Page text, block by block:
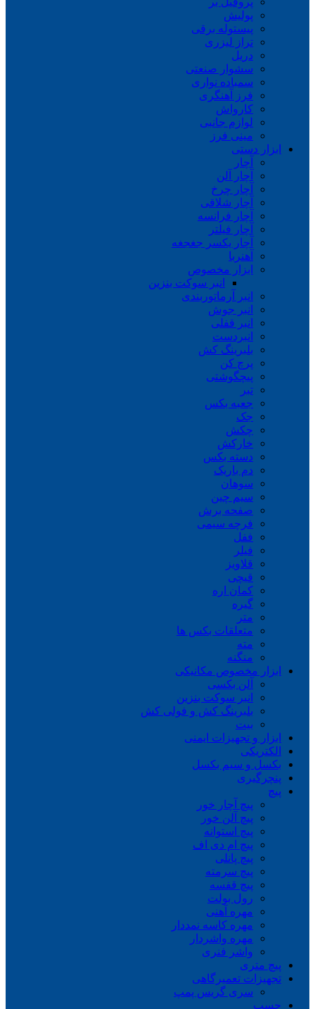
پولیش
پیستوله برقی
تراز لیزری
دریل
سشوار صنعتی
سمباده نواری
فرز آهنگری
کارواش
لوازم جانبی
مینی فرز
ابزار دستی
آچار
آچار آلن
آچار چرخ
آچار شلاقی
آچار فرانسه
آچار فیلتر
آچار یکسر جغجغه
آهنربا
ابزار مخصوص
انبر سوکت بنزین
انبر آرماتوربندی
انبر جوش
انبر قفلی
انبردست
بلبرینگ کش
پرچ کن
پیچگوشتی
تبر
جعبه بکس
جک
چکش
خارکش
دسته بکس
دم باریک
سوهان
سیم چین
صفحه برش
فرچه سیمی
ففل
فیلر
قلاویز
قیچی
کمان اره
گیره
متر
متعلقات بکس ها
مته
منگنه
ابزار مخصوص مکانیکی
آلن بکسی
انبر سوکت بنزین
بلبرینگ کش و فولی کش
بیت
ابزار و تجهیزات ایمنی
الکتریکی
بکسل و سیم بکسل
پنچرگیری
پیچ
پیچ آچار خور
پیچ آلن خور
پیچ استوانه
پیچ ام دی اف
پیچ پانلی
پیچ سرمته
پیچ قفسه
رول بولت
مهره آهنی
مهره کاسه نمددار
مهره واشردار
واشر فنری
پیچ متری
تجهیزات تعمیرگاهی
سری گریس پمپ
چسب